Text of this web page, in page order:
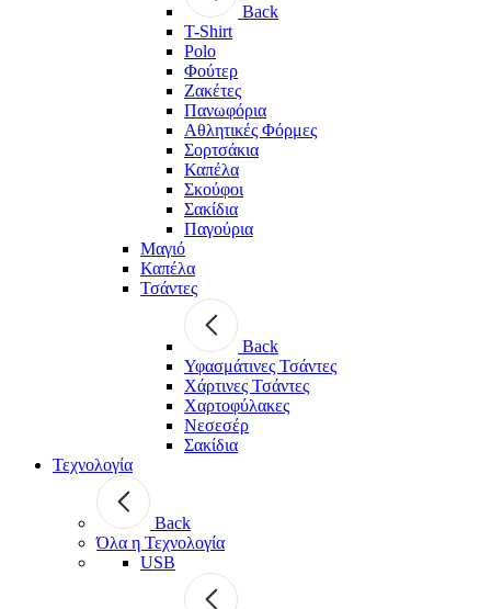
Back
T-Shirt
Polo
Φούτερ
Ζακέτες
Πανωφόρια
Αθλητικές Φόρμες
Σορτσάκια
Καπέλα
Σκούφοι
Σακίδια
Παγούρια
Μαγιό
Καπέλα
Τσάντες
Back
Υφασμάτινες Τσάντες
Χάρτινες Τσάντες
Χαρτοφύλακες
Νεσεσέρ
Σακίδια
Τεχνολογία
Back
Όλα η Τεχνολογία
USB